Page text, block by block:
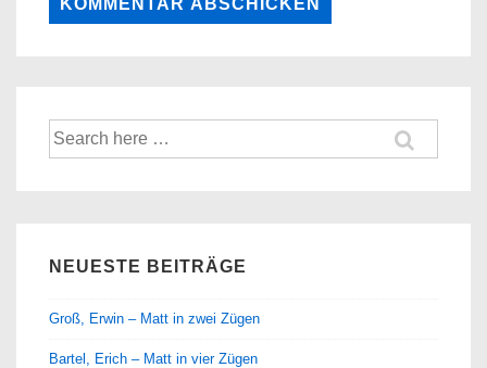
Suche
nach:
NEUESTE BEITRÄGE
Groß, Erwin – Matt in zwei Zügen
Bartel, Erich – Matt in vier Zügen